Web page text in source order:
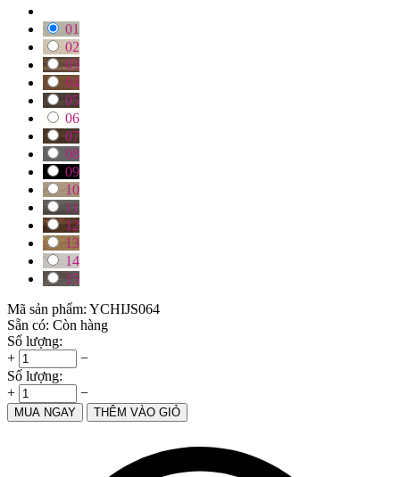
01
02
03
04
05
06
07
08
09
10
11
12
13
14
15
Mã sản phẩm: YCHIJS064
Sẵn có: Còn hàng
Số lượng:
+
−
Số lượng:
+
−
MUA NGAY THÊM VÀO GIỎ